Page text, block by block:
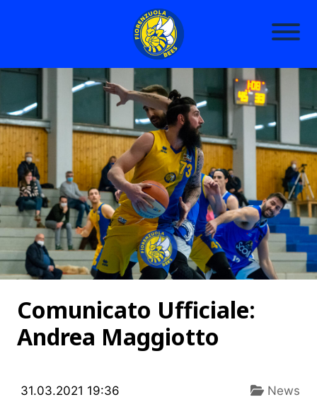
Comunicato Ufficiale:
Andrea Maggiotto
31.03.2021 19:36 News